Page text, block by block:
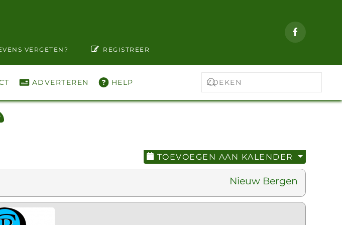
VERGETEN? REGISTREER
ADVERTEREN HELP
TOEVOEGEN AAN KALENDER
Nieuw Bergen